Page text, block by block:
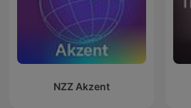
NZZ Akzent